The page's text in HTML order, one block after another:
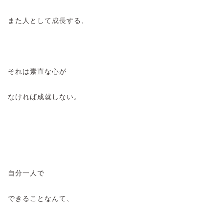
また人として成長する、
それは素直な心が
なければ成就しない。
自分一人で
できることなんて、